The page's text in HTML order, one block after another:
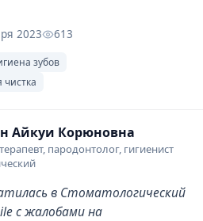
2023 613
зубов
чистка
Айкуи Корюновна
пародонтолог, гигиенист
в Стоматологический
с жалобами на